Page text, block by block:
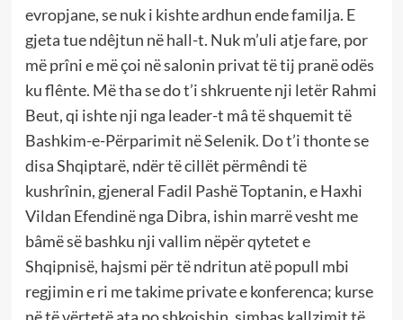
evropjane, se nuk i kishte ardhun ende familja. E
gjeta tue ndêjtun në hall-t. Nuk m’uli atje fare, por
më prîni e më çoi në salonin privat të tij pranë odës
ku flênte. Më tha se do t’i shkruente nji letër Rahmi
Beut, qi ishte nji nga leader-t mâ të shquemit të
Bashkim-e-Përparimit në Selenik. Do t’i thonte se
disa Shqiptarë, ndër të cillët përmêndi të
kushrînin, gjeneral Fadil Pashë Toptanin, e Haxhi
Vildan Efendinë nga Dibra, ishin marrë vesht me
bâmë së bashku nji vallim nëpër qytetet e
Shqipnisë, hajsmi për të ndritun atë popull mbi
regjimin e ri me takime private e konferenca; kurse